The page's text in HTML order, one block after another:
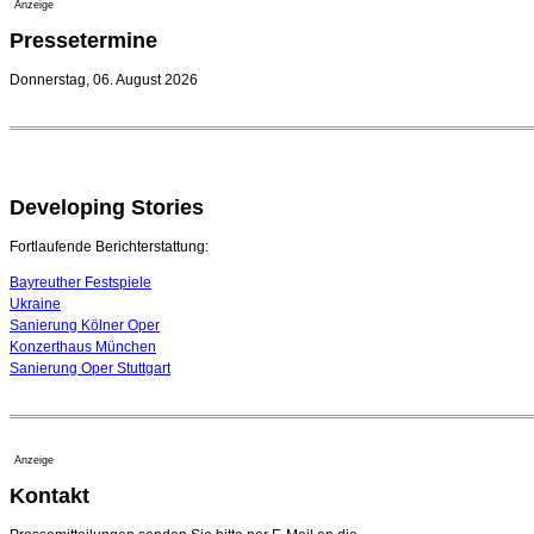
Anzeige
Pressetermine
Donnerstag, 06. August 2026
Developing Stories
Fortlaufende Berichterstattung:
Bayreuther Festspiele
Ukraine
Sanierung Kölner Oper
Konzerthaus München
Sanierung Oper Stuttgart
Anzeige
Kontakt